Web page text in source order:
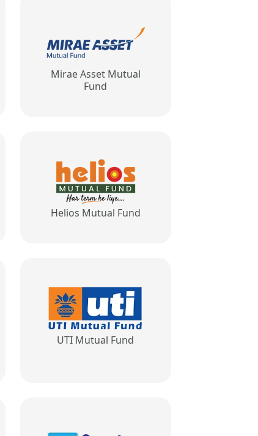
Mirae Asset Mutual
Fund
Helios Mutual Fund
UTI Mutual Fund